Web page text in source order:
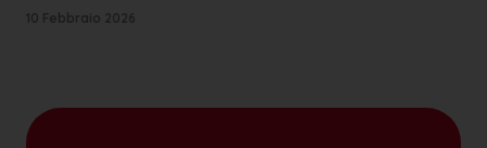
10 Febbraio 2026